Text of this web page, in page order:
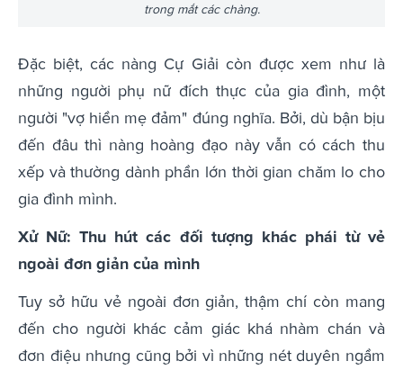
trong mắt các chàng.
Đặc biệt, các nàng Cự Giải còn được xem như là
những người phụ nữ đích thực của gia đình, một
người "vợ hiền mẹ đảm" đúng nghĩa. Bởi, dù bận bịu
đến đâu thì nàng hoàng đạo này vẫn có cách thu
xếp và thường dành phần lớn thời gian chăm lo cho
gia đình mình.
Xử Nữ: Thu hút các đối tượng khác phái từ vẻ
ngoài đơn giản của mình
Tuy sở hữu vẻ ngoài đơn giản, thậm chí còn mang
đến cho người khác cảm giác khá nhàm chán và
đơn điệu nhưng cũng bởi vì những nét duyên ngầm